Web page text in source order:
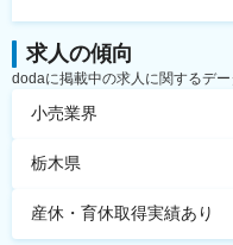
求人の傾向
dodaに掲載中の求人に関するデ
小売業界
栃木県
産休・育休取得実績あり